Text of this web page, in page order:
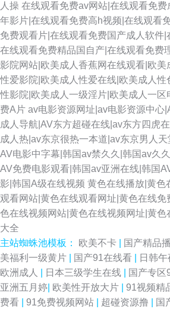
人操 在线观看免费av网站|在线观看免
年影片|在线观看免费高h视频|在线观看
免费观看片|在线观看免费国产成人软件|
在线观看免费精品国自产|在线观看免费
影院网站|欧美成人香蕉网在线观看|欧美
性爱影院|欧美成人性爱在线|欧美成人性
性影院|欧美成人一级淫片|欧美成人一
费A片 av电影资源网址|av电影资源中心
成人导航|AV东方超碰在线|av东方四虎
成人热|av东京很热一本道|av东京男人天
AV电影中字幕|韩国av禁久久|韩国av久
AV免费电影观看|韩国av亚洲在线|韩国
影|韩国A级在线视频 黄色在线播放|黄色
观看网站|黄色在线观看网址|黄色在线
色在线视频网站|黄色在线视频网址|黄
大全
主站蜘蛛池模板： 欧美不卡 国产精品
美福利一级黄片
国产91在线看 日韩
欧洲成人
日本三级学生在线 国产专区
亚洲五月婷 欧美性开放大片 91视频精
费看
91免费视频网站 超碰资源撸 国